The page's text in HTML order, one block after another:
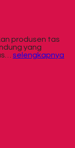
produsen tas
yang
selengkapnya